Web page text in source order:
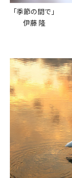
「季節の間で」
伊藤 隆